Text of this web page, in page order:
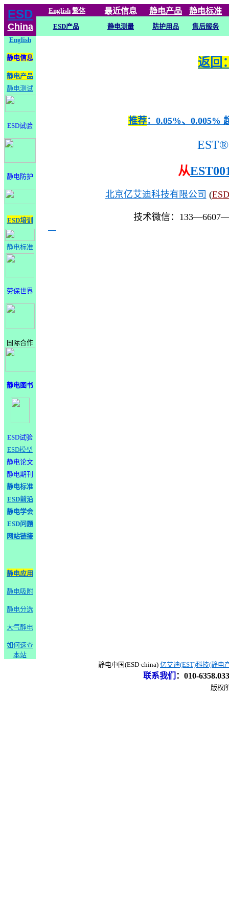
ESD
China
English 繁体 最近信息 静电产品 静电标准
ESD产品 静电测量 防护用品
售后服务
English
静电信息
静电产品
静电测试
ESD试验
静电防护
ESD培训
静电标准
劳保世界
国际合作
静电图书
ESD试验
ESD模型
静电论文
静电期刊
静电标准
ESD前沿
静电学会
ESD问题
网站链接
静电应用
静电吸附
静电分选
大气静电
如何速查
本站
返回
推荐：0.05%、0.005%
EST®
从
北京亿艾迪科技有限公司 (
技术微信：
静电中国(ESD-china) 亿艾迪(EST)科技(静电
联系我们 ： 010-
版权